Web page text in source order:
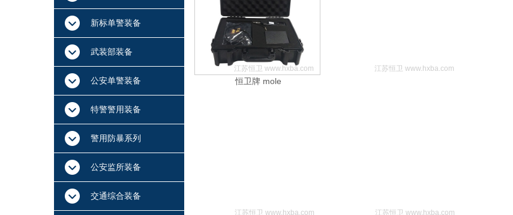
恒卫牌 mole
新标单警装备
武装部装备
公安单警装备
特警警用装备
警用防暴系列
公安监所装备
交通综合装备
江苏恒卫 www.hxba.com 江苏恒卫 www.hxba.com
江苏恒卫 www.hxba.com
江苏恒卫 www.hxba.com